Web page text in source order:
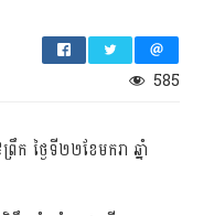
585
រឹក ថ្ងៃទី២២ខែមករា ឆ្នាំ